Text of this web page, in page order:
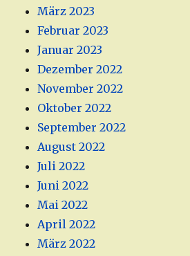
März 2023
Februar 2023
Januar 2023
Dezember 2022
November 2022
Oktober 2022
September 2022
August 2022
Juli 2022
Juni 2022
Mai 2022
April 2022
März 2022